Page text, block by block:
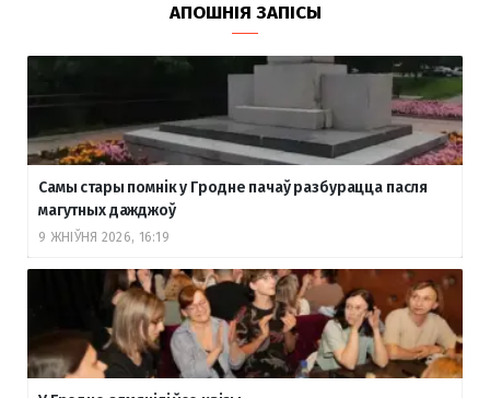
АПОШНІЯ ЗАПІСЫ
Самы стары помнік у Гродне пачаў разбурацца пасля
магутных дажджоў
9 ЖНІЎНЯ 2026, 16:19